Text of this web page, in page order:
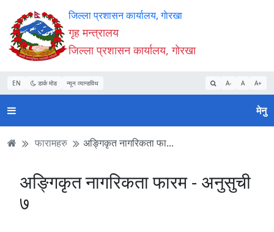
Accessibility
Mode
सुरु
गर्नुहोस्
सामाग्री
पढ्नुहाेस्
नेभिगेसन
पढ्नुहाेस्
वेबसाइट
खोजमा
जानुहोस्
जिल्ला प्रशासन कार्यालय, गाेरखा
गृह मन्त्रालय
जिल्ला प्रशासन कार्यालय, गाेरखा
EN डार्क मोड न्यून व्यान्डविथ A- A A+
मेनु
फारामहरु अङ्गिकृत नागरिकता फा...
अङ्गिकृत नागरिकता फारम - अनुसुची
७